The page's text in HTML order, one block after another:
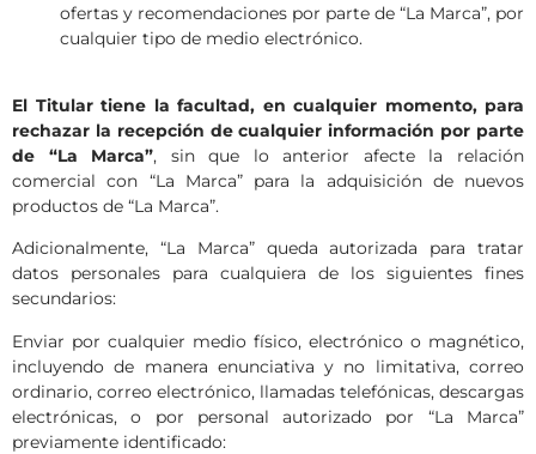
ofertas y recomendaciones por parte de “La Marca”, por
cualquier tipo de medio electrónico.
El Titular tiene la facultad, en cualquier momento, para
rechazar la recepción de cualquier información por parte
de “La Marca”, sin que lo anterior afecte la relación
comercial con “La Marca” para la adquisición de nuevos
productos de “La Marca”.
Adicionalmente, “La Marca” queda autorizada para tratar
datos personales para cualquiera de los siguientes fines
secundarios:
Enviar por cualquier medio físico, electrónico o magnético,
incluyendo de manera enunciativa y no limitativa, correo
ordinario, correo electrónico, llamadas telefónicas, descargas
electrónicas, o por personal autorizado por “La Marca”
previamente identificado: